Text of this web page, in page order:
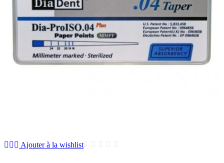
Ajouter à la wishlist